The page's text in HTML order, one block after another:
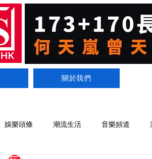
關於我們
娛樂頭條 潮流生活 音樂頻道